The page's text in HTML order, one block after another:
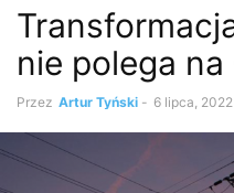
nie polega na
Przez Artur Tyński - 6 lipca, 2022